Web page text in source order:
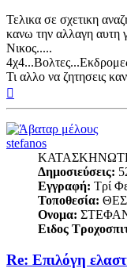
Τελικα σε σχετικη
κανω την αλλαγη αυτη
Νικος.....
Τι αλλο να ζητησεις
stefanos
Δημοσιεύσεις:
Εγγραφή: Τρί
Τοποθεσία:
Ονομα:
Ειδος
Re: Επιλόγη